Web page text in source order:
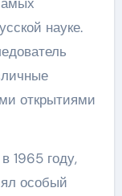
науке.
открытиями
1965 году,
особый